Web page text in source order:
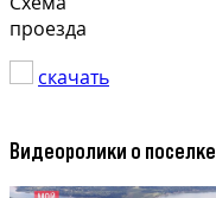
проезда
скачать
Видеоролики о поселке